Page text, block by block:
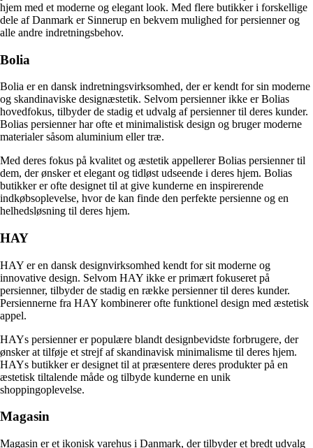
hjem med et moderne og elegant look. Med flere butikker i forskellige
dele af Danmark er Sinnerup en bekvem mulighed for persienner og
alle andre indretningsbehov.
Bolia
Bolia er en dansk indretningsvirksomhed, der er kendt for sin moderne
og skandinaviske designæstetik. Selvom persienner ikke er Bolias
hovedfokus, tilbyder de stadig et udvalg af persienner til deres kunder.
Bolias persienner har ofte et minimalistisk design og bruger moderne
materialer såsom aluminium eller træ.
Med deres fokus på kvalitet og æstetik appellerer Bolias persienner til
dem, der ønsker et elegant og tidløst udseende i deres hjem. Bolias
butikker er ofte designet til at give kunderne en inspirerende
indkøbsoplevelse, hvor de kan finde den perfekte persienne og en
helhedsløsning til deres hjem.
HAY
HAY er en dansk designvirksomhed kendt for sit moderne og
innovative design. Selvom HAY ikke er primært fokuseret på
persienner, tilbyder de stadig en række persienner til deres kunder.
Persiennerne fra HAY kombinerer ofte funktionel design med æstetisk
appel.
HAYs persienner er populære blandt designbevidste forbrugere, der
ønsker at tilføje et strejf af skandinavisk minimalisme til deres hjem.
HAYs butikker er designet til at præsentere deres produkter på en
æstetisk tiltalende måde og tilbyde kunderne en unik
shoppingoplevelse.
Magasin
Magasin er et ikonisk varehus i Danmark, der tilbyder et bredt udvalg